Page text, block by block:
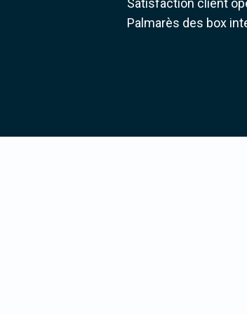
Satisfaction client
Palmarès des box